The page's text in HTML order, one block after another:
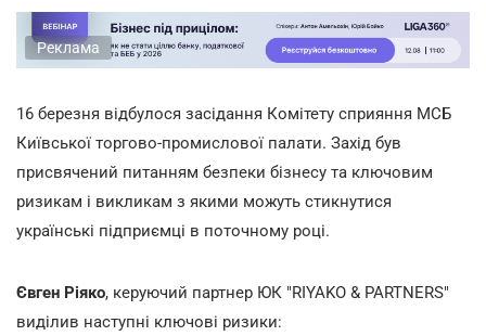
Реклама
16 березня відбулося засідання Комітету сприяння МСБ
Київської торгово-промислової палати. Захід був
присвячений питанням безпеки бізнесу та ключовим
ризикам і викликам з якими можуть стикнутися
українські підприємці в поточному році.
Євген Ріяко, керуючий партнер ЮК "RIYAKO & PARTNERS"
виділив наступні ключові ризики: